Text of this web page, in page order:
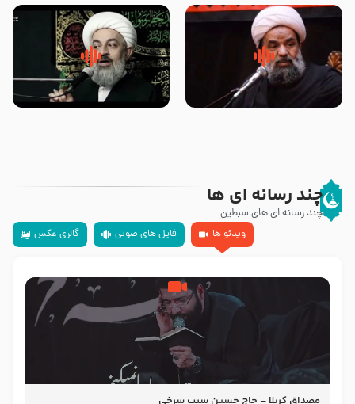
محدث زاده
سلام جوانی که امام حسین علیه
السلام خودش جوابش را دادند
زیارتی که اسباب رزق زیاد و عمر
طولانی است حجت السلام حسین
چند رسانه ای ها
چند رسانه ای های سبطین
ویدئو ها
فایل های صوتی گالری عکس
مصداق کربلا – حاج حسین سیب سرخی